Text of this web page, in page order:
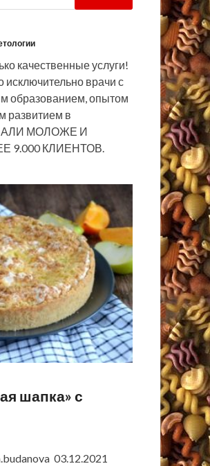
качественные услуги!
исключительно врачи с
образованием, опытом
развитием в
МОЛОЖЕ И
9.000 КЛИЕНТОВ.
шапка» с
03.12.2021